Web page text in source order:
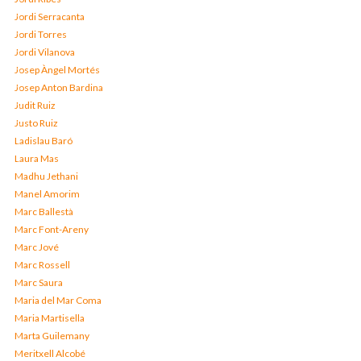
Jordi Serracanta
Jordi Torres
Jordi Vilanova
Josep Àngel Mortés
Josep Anton Bardina
Judit Ruiz
Justo Ruiz
Ladislau Baró
Laura Mas
Madhu Jethani
Manel Amorim
Marc Ballestà
Marc Font-Areny
Marc Jové
Marc Rossell
Marc Saura
Maria del Mar Coma
Maria Martisella
Marta Guilemany
Meritxell Alcobé